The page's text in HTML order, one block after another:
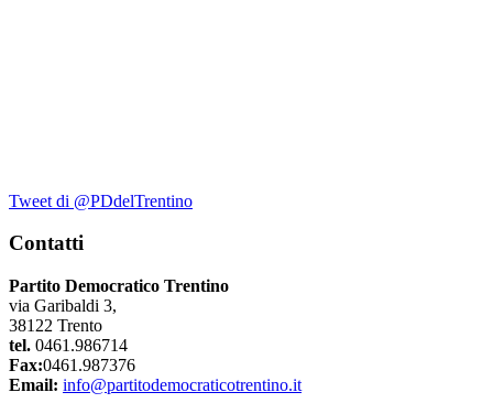
Tweet di @PDdelTrentino
Contatti
Partito Democratico Trentino
via Garibaldi 3,
38122 Trento
tel. 0461.986714
Fax:0461.987376
Email: info@partitodemocraticotrentino.it